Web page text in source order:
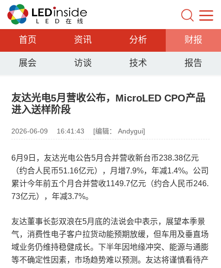
首页 资讯 分析 财报
展会 访谈 技术 报告
友达光电5月营收公布，MicroLED CPO产品
进入送样阶段
2026-06-09 16:41:43 [编辑： Andygui]
6月9日，友达光电公告5月合并营收新台币238.38亿元
（约合人民币51.16亿元），月增7.9%，年减1.4%。公司
累计今年前五个月合并营收1149.7亿元（约合人民币246.
73亿元），年减3.7%。
友达董事长彭双浪在5月底的法说会中表示，展望本季景
气，消费性电子客户拉货动能预期放缓，但车用及垂直场
域业务仍维持稳健成长。下半年因地缘冲突、能源与通膨
等不确定性因素，市场趋势难以预测。友达将谨慎看待产